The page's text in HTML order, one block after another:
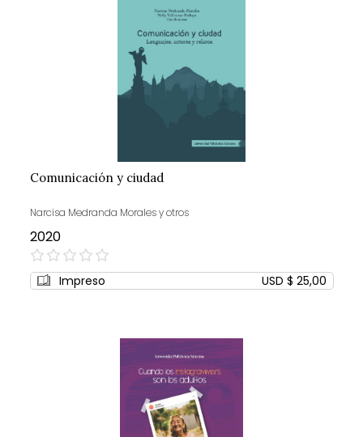
Comunicación y ciudad
Narcisa Medranda Morales y otros
2020
0%
Impreso USD $ 25,00